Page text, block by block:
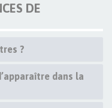
DE
?
dans la